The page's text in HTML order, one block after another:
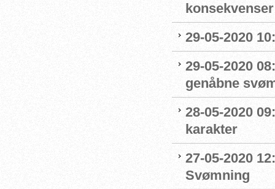
29-05-2020
29-05-2020
genåbne
28-05-2020
karakter
27-05-2020
Svømning